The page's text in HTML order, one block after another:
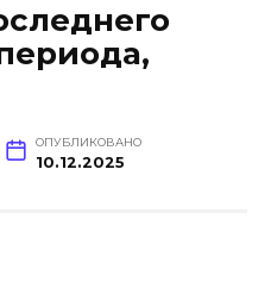
ОПУБЛИКОВАНО
10.12.2025